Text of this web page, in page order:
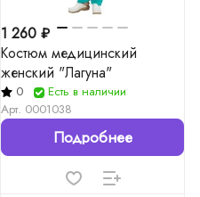
1 260 ₽
Костюм медицинский
женский "Лагуна"
0
Есть в наличии
Арт. 0001038
Подробнее